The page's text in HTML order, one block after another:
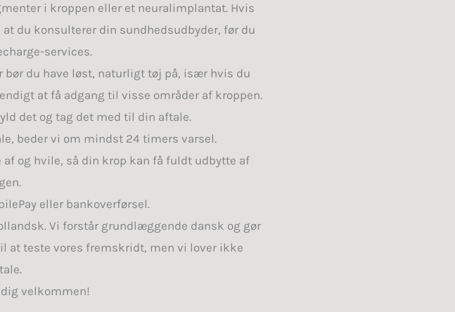
i kroppen eller et neuralimplantat. Hvis
du konsulterer din sundhedsudbyder, før du
services.
bør du have løst, naturligt tøj på, især hvis du
at få adgang til visse områder af kroppen.
det og tag det med til din aftale.
beder vi om mindst 24 timers varsel.
og hvile, så din krop kan få fuldt udbytte af
eller bankoverførsel.
Vi forstår grundlæggende dansk og gør
at teste vores fremskridt, men vi lover ikke
velkommen!